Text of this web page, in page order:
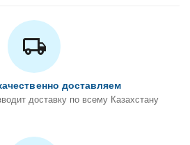
доставляем
доставку по всему Казахстану